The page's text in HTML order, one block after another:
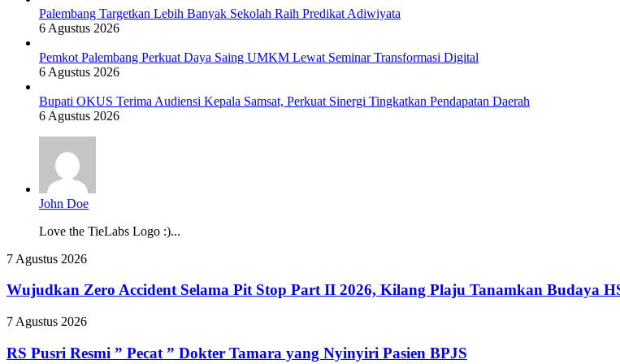
Palembang Targetkan Lebih Banyak Sekolah Raih Predikat Adiwiyata
6 Agustus 2026
Pemkot Palembang Perkuat Daya Saing UMKM Lewat Seminar Transformasi Digital
6 Agustus 2026
Bupati OKUS Terima Audiensi Kepala Samsat, Perkuat Sinergi Tingkatkan Pendapatan Daerah
6 Agustus 2026
John Doe
Love the TieLabs Logo :)...
Wujudkan
Accident
Selama
Pit
Stop
Part
II
7 Agustus 2026
Wujudkan Zero Accident Selama Pit Stop Part II 2026, Kilang Plaju Tanamkan Budaya
RS
Resmi
7 Agustus 2026
RS Pusri Resmi ” Pecat ” Dokter Tamara yang Nyinyiri Pasien BPJS